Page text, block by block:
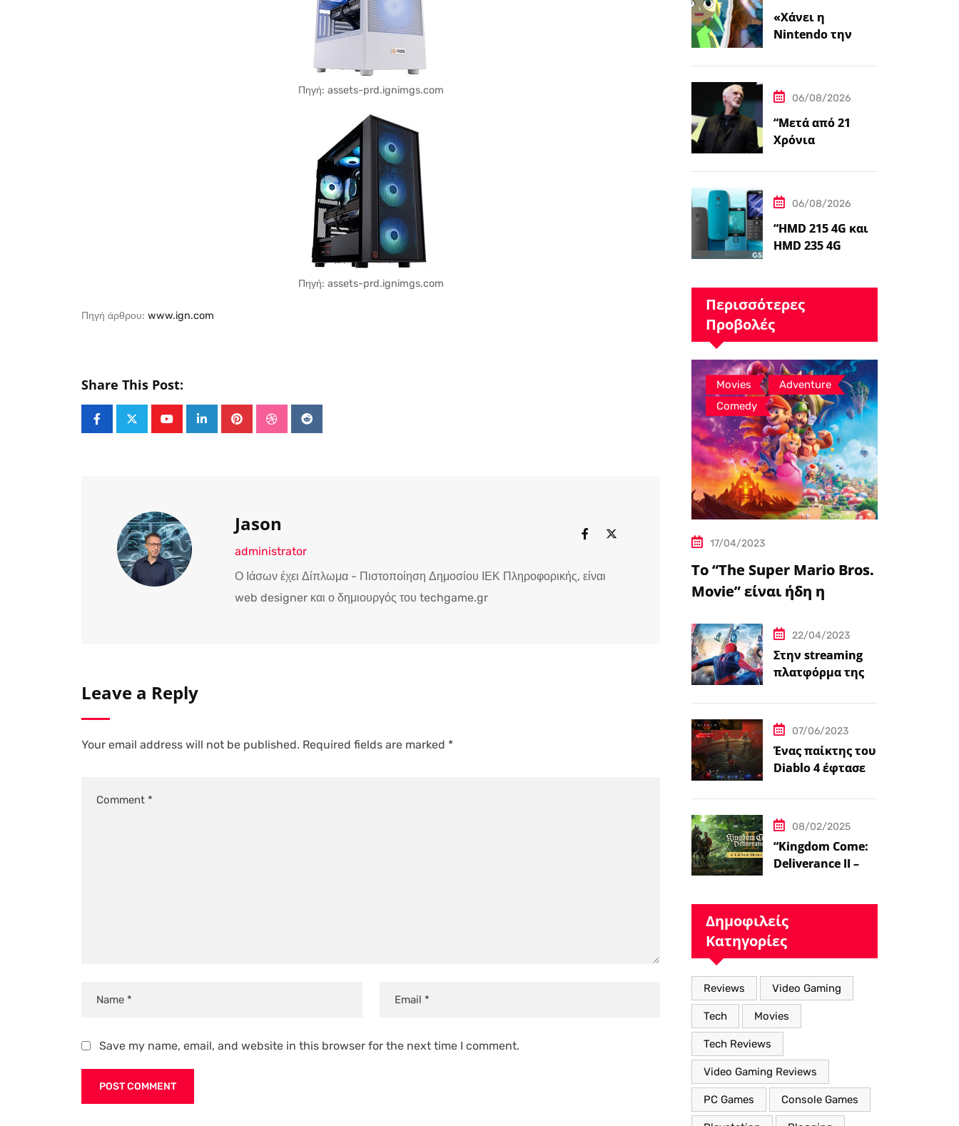
Πηγή: assets-prd.ignimgs.com
Πηγή: assets-prd.ignimgs.com
Πηγή άρθρου: www.ign.com
Share This Post:
LinkedInPinterestStumbleUpon
Reddit
Jason
administrator
Ο Ιάσων έχει Δίπλωμα - Πιστοποίηση Δημοσίου ΙΕΚ Πληροφορικής, είναι
web designer και ο δημιουργός του techgame.gr
Leave a Reply
Your email address will not be published. Required fields are marked *
Save my name, email, and website in this browser for the next time I comment.
«Χάνει η
Nintendo την
06/08/2026
“Μετά από 21
Χρόνια
Ταινιών Avatar, ο
James Cameron
Τώρα Λέει…
06/08/2026
“HMD 215 4G και
HMD 235 4G
το…
Περισσότερες
Προβολές
Movies , Adventure ,
Comedy
17/04/2023
Το “The Super Mario Bros.
Movie” είναι ήδη η
μεταφορά
βιντεοπαιχνιδιού στον
κινηματογράφο
22/04/2023
Στην streaming
πλατφόρμα της
σήμερα πέντε
ταινίες Spider-
Man
07/06/2023
Ένας παίκτης του
Diablo 4 έφτασε
08/02/2025
“Kingdom Come:
Deliverance II – Η
Κόσμο με Νέα
Βελτιωμένα
Χαρακτηριστικά”
Δημοφιλείς
Κατηγορίες
Reviews Video Gaming
Tech Movies
Tech Reviews
Video Gaming Reviews
PC Games Console Games